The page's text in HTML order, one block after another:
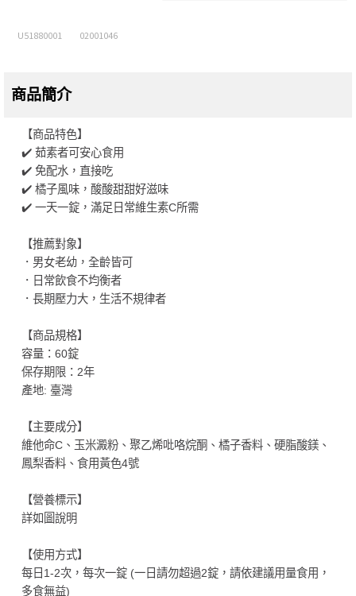
U51880001 02001046
商品簡介
【商品特色】
✔️ 茹素者可安心食用
✔️ 免配水，直接吃
✔️ 橘子風味，酸酸甜甜好滋味
✔️ 一天一錠，滿足日常維生素C所需
【推薦對象】
．男女老幼，全齡皆可
．日常飲食不均衡者
．長期壓力大，生活不規律者
【商品規格】
容量：60錠
保存期限：2年
產地: 臺灣
【主要成分】
維他命C、玉米澱粉、聚乙烯吡咯烷酮、橘子香料、硬脂酸鎂、
鳳梨香料、食用黃色4號
【營養標示】
詳如圖說明
【使用方式】
每日1-2次，每次一錠 (一日請勿超過2錠，請依建議用量食用，
多食無益)